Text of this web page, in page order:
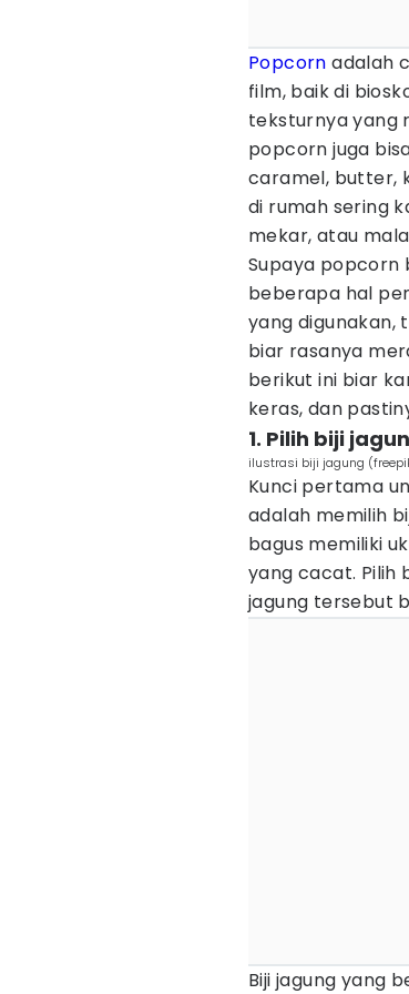
Popcorn adalah
film, baik di
teksturnya yang
popcorn juga
caramel, butter,
di rumah sering
mekar, atau
Supaya popcorn
beberapa hal
yang digunakan,
biar rasanya
berikut ini biar
keras, dan
1. Pilih biji
ilustrasi biji jagung
Kunci pertama
adalah memilih
bagus memiliki
yang cacat. Pilih
jagung tersebut
Biji jagung yang